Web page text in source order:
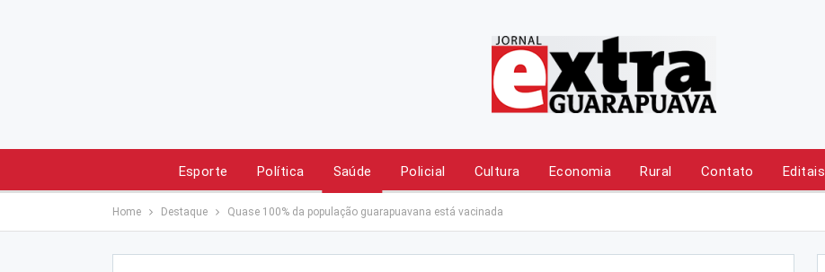
Esporte Política Saúde Policial Cultura Economia Rural Contato Editais
Home Destaque Quase 100% da população guarapuavana está vacinada